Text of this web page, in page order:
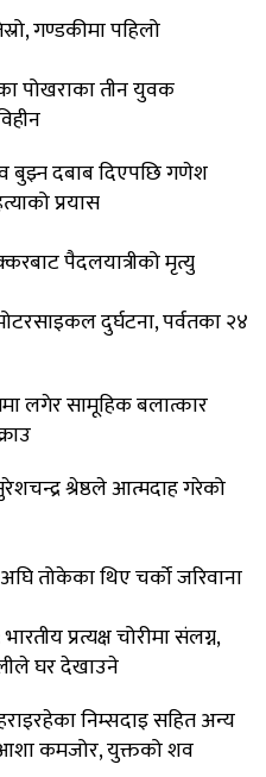
गण्डकीमा पहिलो
पोखराका तीन युवक
बुझ्न दबाब दिएपछि गणेश
प्रयास
पैदलयात्रीको मृत्यु
दुर्घटना, पर्वतका २४
लगेर सामूहिक बलात्कार
श्रेष्ठले आत्मदाह गरेको
तोकेका थिए चर्को जरिवाना
प्रत्यक्ष चोरीमा संलग्न,
घर देखाउने
निम्सदाइ सहित अन्य
कमजोर, युक्तको शव